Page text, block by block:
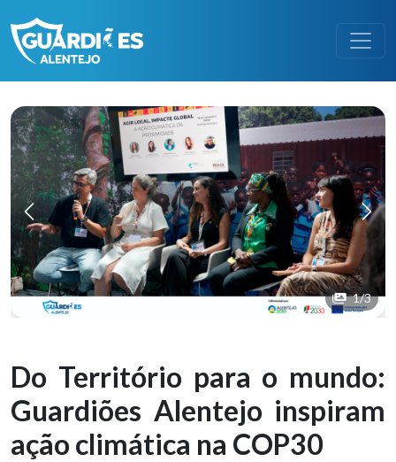
Previous
1/3
Do Território para o mundo:
Guardiões Alentejo inspiram
ação climática na COP30